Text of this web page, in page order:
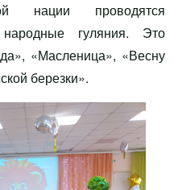
нации проводятся
гуляния. Это
«Масленица», «Весну
березки».